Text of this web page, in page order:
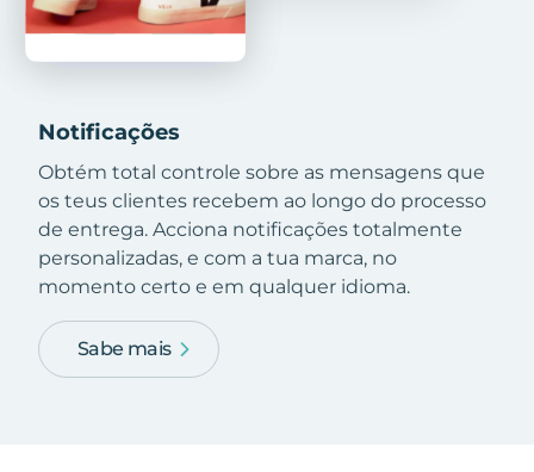
Notificações
Obtém total controle sobre as mensagens que
os teus clientes recebem ao longo do processo
de entrega. Acciona notificações totalmente
personalizadas, e com a tua marca, no
momento certo e em qualquer idioma.
Sabe mais